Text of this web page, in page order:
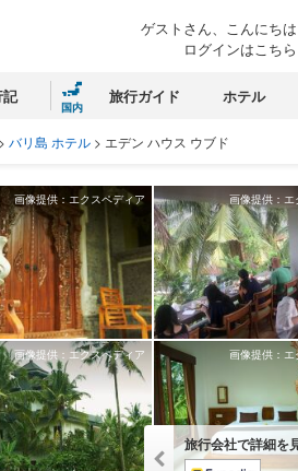
ゲストさん、こんにちは
ログインはこちら
国内
旅行ガイド ホテル
> バリ島 ホテル > エデン ハウス ウブド
画像提供：エクスペディア 画像提供：
画像提供：エクスペディア 画像提供：
旅行会社で詳細を